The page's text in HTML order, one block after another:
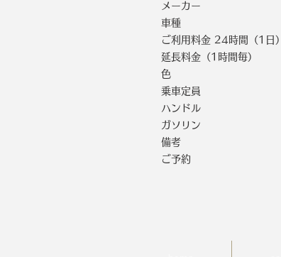
メーカー
車種
ご利用料金 24時間（1日）
延長料金（1時間毎）
色
乗車定員
ハンドル
ガソリン
備考
ご予約